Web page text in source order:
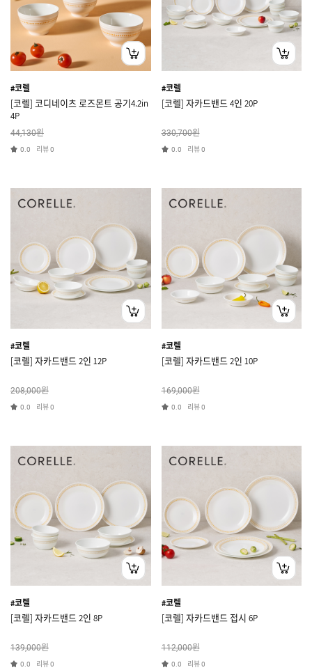
#코렐
[코렐] 코디네이츠 로즈몬트 공기4.2in
4P
44,130원
0.0 리뷰0
#코렐
[코렐] 자카드밴드 4인 20P
330,700원
0.0 리뷰0
#코렐
[코렐] 자카드밴드 2인 12P
208,000원
0.0 리뷰0
#코렐
[코렐] 자카드밴드 2인 10P
169,000원
0.0 리뷰0
#코렐
[코렐] 자카드밴드 2인 8P
139,000원
0.0 리뷰0
#코렐
[코렐] 자카드밴드 접시 6P
112,000원
0.0 리뷰0